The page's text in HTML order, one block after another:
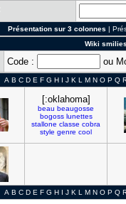
Présentation sur 3 colonnes |
Wiki smilies
Code : ou
A B C D E F G H I J K L M N O P Q
[:oklahoma]
beau beaugosse
bogoss lunettes
stallone classe cobra
style genre cool
A B C D E F G H I J K L M N O P Q